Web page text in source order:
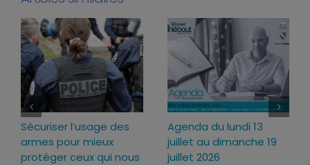
l’usage des
mieux
qui nous
Agenda du lundi 13
juillet au dimanche 19
juillet 2026
Loi
pourquoi